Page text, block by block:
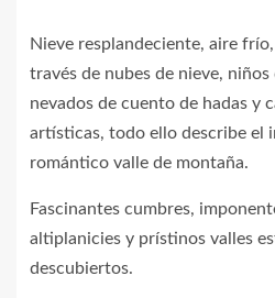
Nieve resplandeciente, aire
través de nubes de nieve,
nevados de cuento de hadas y
artísticas, todo ello describe el
romántico valle de montaña.
Fascinantes cumbres,
altiplanicies y prístinos valles
descubiertos.